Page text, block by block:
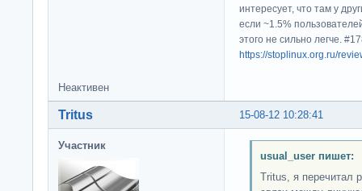
интересует, что там у
если ~1.5%
этого не сильно легче.
https://stoplinux.org.ru/
Неактивен
15-08-12 10:28:41
Tritus
Участник
usual_user пишет:
Tritus, я перечитал